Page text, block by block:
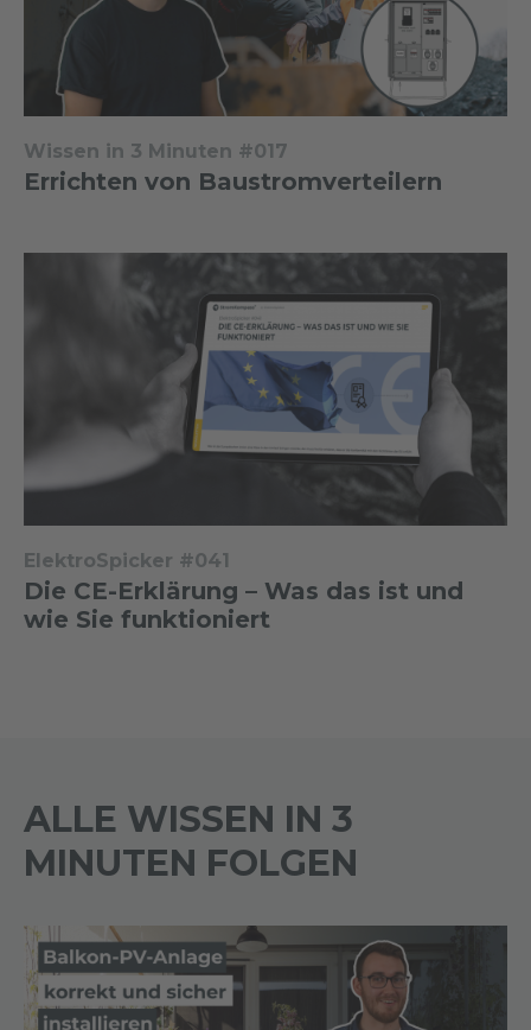
Wissen in 3 Minuten #017
Errichten von Baustromverteilern
ElektroSpicker #041
Die CE-Erklärung – Was das ist und
wie Sie funktioniert
ALLE WISSEN IN 3
MINUTEN FOLGEN